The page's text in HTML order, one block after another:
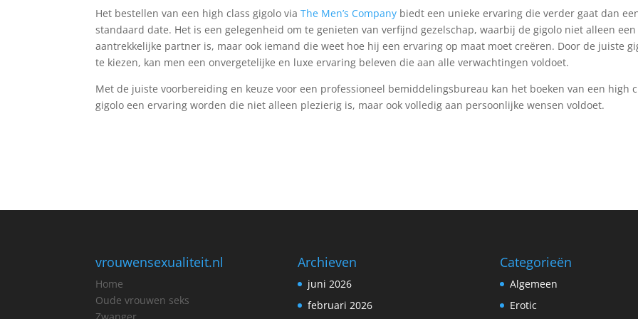
Het bestellen van een high class gigolo viaThe Men’s Company biedt een unieke ervaring die verder gaat dan
standaard date. Het is een gelegenheid om te genieten van verfijnd gezelschap, waarbij de gigolo niet alleen een
aantrekkelijke partner is, maar ook iemand die weet hoe hij een ervaring op maat moet creëren. Door de juiste
te kiezen, kan men een onvergetelijke en luxe ervaring beleven die aan alle verwachtingen voldoet.
Met de juiste voorbereiding en keuze voor een professioneel bemiddelingsbureau kan het boeken van een high
gigolo een ervaring worden die niet alleen plezierig is, maar ook volledig aan persoonlijke wensen voldoet.
vrouwensexualiteit.nl
Home
Oude vrouwen seks
Archieven
juni 2026
februari 2026
Categorieën
Algemeen
Erotic